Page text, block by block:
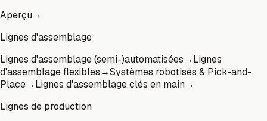
Aperçu→
Lignes d'assemblage
Lignes d'assemblage (semi-)automatisées→Lignes
d'assemblage flexibles→Systèmes robotisés & Pick-and-
Place→Lignes d'assemblage clés en main→
Lignes de production